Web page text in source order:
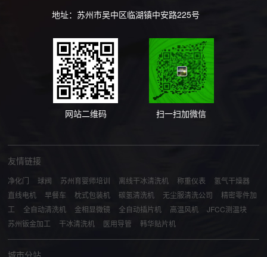
地址：苏州市吴中区临湖镇中安路225号
网站二维码 扫一扫加微信
友情链接
净化门 球阀 苏州育婴师培训 离线干冰清洗机 称重仪表
氢气干燥器
直线电机
早餐车 枕式包装机 碳氢清洗机 无尘服清洗公司
精密零件加
工
全自动清洗机 金相显微镜 全自动插片机 高温风机
JFCC测温块
苏州钣金加工
干冰清洗机 医用导管 韩华贴片机